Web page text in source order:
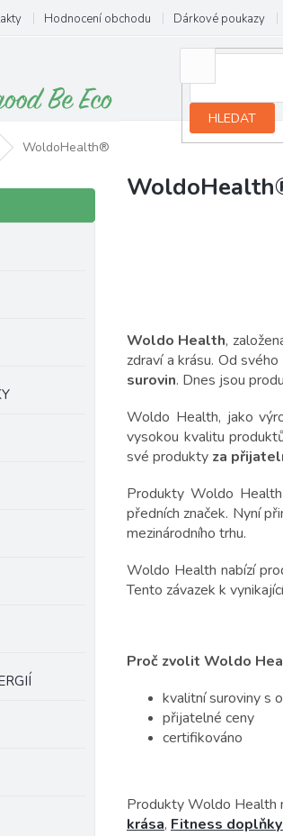
Hodnocení obchodu Dárkové poukazy
HLEDAT
WoldoHealth®
Woldo Health,
zdraví a krásu. Od
surovin. Dnes jsou
Woldo Health, jako
vysokou kvalitu
své produkty za
Produkty Woldo
předních značek. Nyní
mezinárodního trhu.
Woldo Health nabízí
Tento závazek k
Proč zvolit Woldo
kvalitní suroviny s
přijatelné ceny
certifikováno
Produkty Woldo Health
krása, Fitness
V
d
u
k
ů